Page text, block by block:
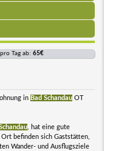
Tag ab: 65€
in Bad Schandau OT
, hat eine gute
befinden sich Gaststätten,
Wander- und Ausflugsziele